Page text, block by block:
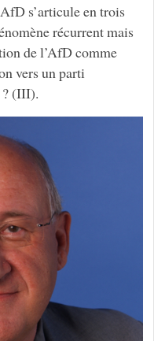
s’articule en trois
récurrent mais
de l’AfD comme
vers un parti
(III).